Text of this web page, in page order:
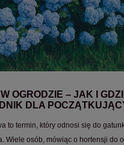
OGRODZIE – JAK I
DLA
to termin, który odnosi się do
Wiele osób, mówiąc o hortensji do